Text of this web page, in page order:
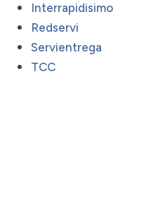
Interrapidisimo
Redservi
Servientrega
TCC